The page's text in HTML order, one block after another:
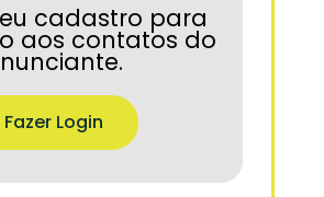
cadastro para
aos contatos do
Fazer Login